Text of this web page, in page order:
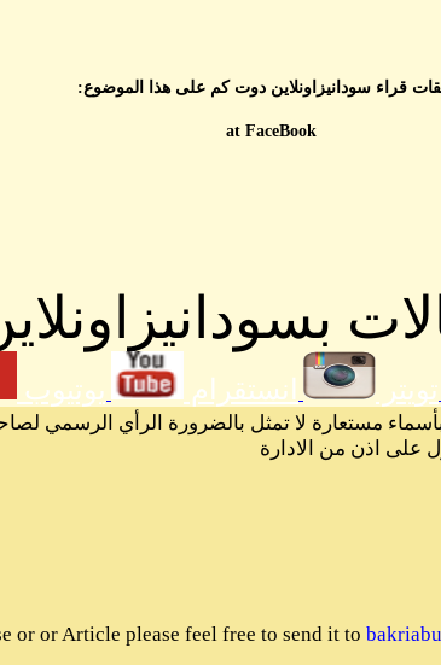
قراء سودانيزاونلاين دوت كم على هذا الموضوع:
at FaceBook
تويتر انستقرام يوتيوب
مستعارة لا تمثل بالضرورة الرأي الرسمي
على اذن من الادارة
or or Article please feel free to send it to